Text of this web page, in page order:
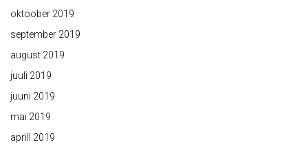
oktoober 2019
september 2019
august 2019
juuli 2019
juuni 2019
mai 2019
aprill 2019